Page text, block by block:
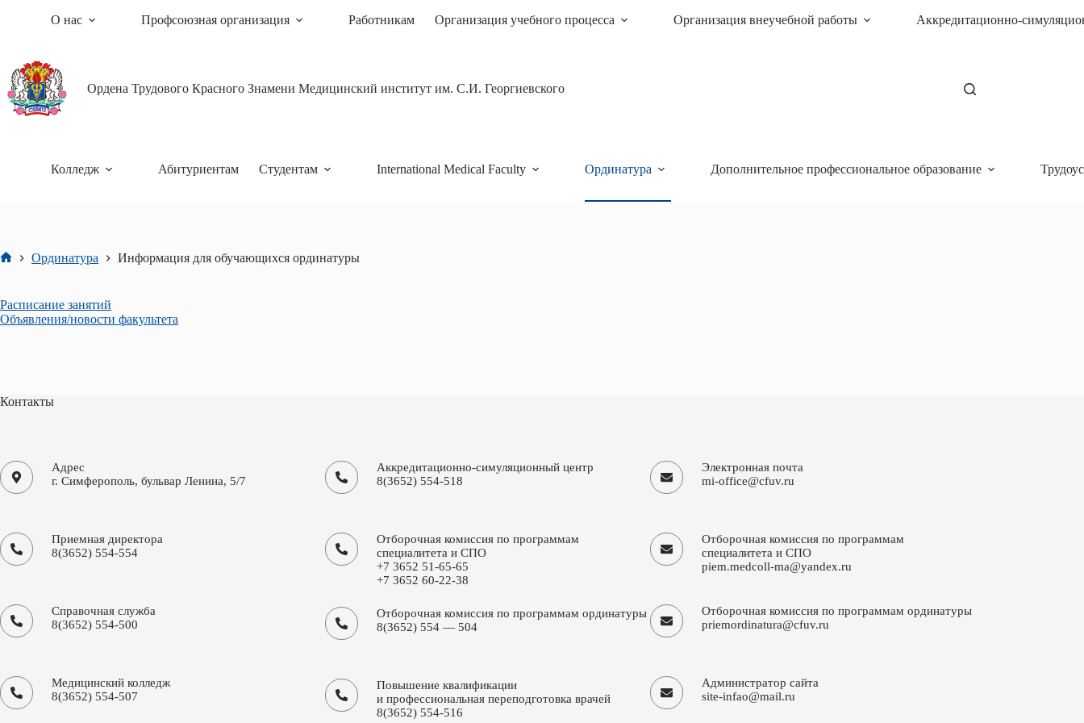
О нас Профсоюзная организация Работникам Организация учебного процесса Организация внеучебной работы Аккредитационно-
Ордена Трудового Красного Знамени Медицинский институт им. С.И. Георгиевского
Колледж Абитуриентам Студентам International Medical Faculty Ординатура Дополнительное профессиональное образование
Ординатура Информация для обучающихся ординатуры
Расписание занятий
Объявления/новости факультета
Контакты
Адрес
г. Симферополь, бульвар Ленина, 5/7
Приемная директора
8(3652) 554-554
Справочная служба
8(3652) 554-500
Медицинский колледж
8(3652) 554-507
Аккредитационно-симуляционный центр
8(3652) 554-518
Отборочная комиссия по программам
специалитета и СПО
+7 3652 51-65-65
+7 3652 60-22-38
Отборочная комиссия по программам ординатуры
8(3652) 554 — 504
Повышение квалификации
и профессиональная переподготовка врачей
8(3652) 554-516
Электронная почта
mi-office@cfuv.ru
Отборочная комиссия по программам
специалитета и СПО
piem.medcoll-ma@yandex.ru
Отборочная комиссия по программам ординатуры
priemordinatura@cfuv.ru
Администратор сайта
site-infao@mail.ru